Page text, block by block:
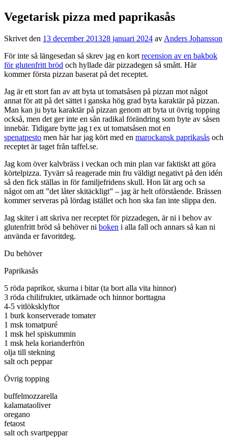
Vegetarisk pizza med paprikasås
Skrivet den 13 december 201328 januari 2024 av Anders Johansson
För inte så längesedan så skrev jag en kort recension av en bakbok
för glutenfritt bröd och hyllade där pizzadegen så smått. Här
kommer första pizzan baserat på det receptet.
Jag är ett stort fan av att byta ut tomatsåsen på pizzan mot något
annat för att på det sättet i ganska hög grad byta karaktär på pizzan.
Man kan ju byta karaktär på pizzan genom att byta ut övrig topping
också, men det ger inte en sån radikal förändring som byte av såsen
innebär. Tidigare bytte jag t ex ut tomatsåsen mot en
spenatpesto men här har jag kört med en marockansk paprikasås och
receptet är taget från taffel.se.
Jag kom över kalvbräss i veckan och min plan var faktiskt att göra
körtelpizza. Tyvärr så reagerade min fru väldigt negativt på den idén
så den fick ställas in för familjefridens skull. Hon lät arg och sa
något om att ”det låter skitäckligt” – jag är helt oförstående. Brässen
kommer serveras på lördag istället och hon ska fan inte slippa den.
Jag skiter i att skriva ner receptet för pizzadegen, är ni i behov av
glutenfritt bröd så behöver ni boken i alla fall och annars så kan ni
använda er favoritdeg.
Du behöver
Paprikasås
5 röda paprikor, skurna i bitar (ta bort alla vita hinnor)
3 röda chilifrukter, utkärnade och hinnor borttagna
4-5 vitlöksklyftor
1 burk konserverade tomater
1 msk tomatpuré
1 msk hel spiskummin
1 msk hela korianderfrön
olja till stekning
salt och peppar
Övrig topping
buffelmozzarella
kalamataoliver
oregano
fetaost
salt och svartpeppar